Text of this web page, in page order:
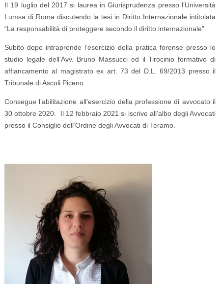
Il 19 luglio del 2017 si laurea in Giurisprudenza presso l’Università
Lumsa di Roma discutendo la tesi in Diritto Internazionale intitolata
“La responsabilità di proteggere secondo il diritto internazionale”.
Subito dopo intraprende l’esercizio della pratica forense presso lo
studio legale dell’Avv. Bruno Massucci ed il Tirocinio formativo di
affiancamento al magistrato ex art. 73 del D.L. 69/2013 presso il
Tribunale di Ascoli Piceno.
Consegue l’abilitazione all’esercizio della professione di avvocato il
30 ottobre 2020. Il 12 febbraio 2021 si iscrive all’albo degli Avvocati
presso il Consiglio dell’Ordine degli Avvocati di Teramo.